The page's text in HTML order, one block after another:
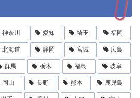
神奈川 愛知 埼玉 福岡
北海道 静岡 宮城 広島
群馬 栃木 福島 岐阜
岡山 長野 熊本 鹿児島